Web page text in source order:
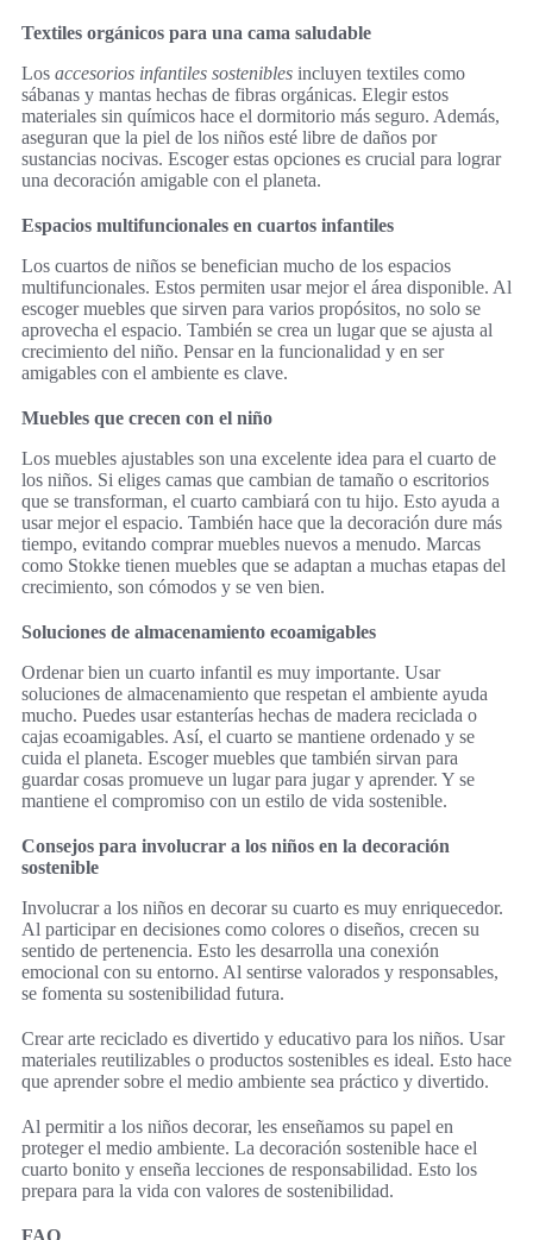
Textiles orgánicos para una cama saludable
Los accesorios infantiles sostenibles incluyen textiles como
sábanas y mantas hechas de fibras orgánicas. Elegir estos
materiales sin químicos hace el dormitorio más seguro. Además,
aseguran que la piel de los niños esté libre de daños por
sustancias nocivas. Escoger estas opciones es crucial para lograr
una decoración amigable con el planeta.
Espacios multifuncionales en cuartos infantiles
Los cuartos de niños se benefician mucho de los espacios
multifuncionales. Estos permiten usar mejor el área disponible. Al
escoger muebles que sirven para varios propósitos, no solo se
aprovecha el espacio. También se crea un lugar que se ajusta al
crecimiento del niño. Pensar en la funcionalidad y en ser
amigables con el ambiente es clave.
Muebles que crecen con el niño
Los muebles ajustables son una excelente idea para el cuarto de
los niños. Si eliges camas que cambian de tamaño o escritorios
que se transforman, el cuarto cambiará con tu hijo. Esto ayuda a
usar mejor el espacio. También hace que la decoración dure más
tiempo, evitando comprar muebles nuevos a menudo. Marcas
como Stokke tienen muebles que se adaptan a muchas etapas del
crecimiento, son cómodos y se ven bien.
Soluciones de almacenamiento ecoamigables
Ordenar bien un cuarto infantil es muy importante. Usar
soluciones de almacenamiento que respetan el ambiente ayuda
mucho. Puedes usar estanterías hechas de madera reciclada o
cajas ecoamigables. Así, el cuarto se mantiene ordenado y se
cuida el planeta. Escoger muebles que también sirvan para
guardar cosas promueve un lugar para jugar y aprender. Y se
mantiene el compromiso con un estilo de vida sostenible.
Consejos para involucrar a los niños en la decoración
sostenible
Involucrar a los niños en decorar su cuarto es muy enriquecedor.
Al participar en decisiones como colores o diseños, crecen su
sentido de pertenencia. Esto les desarrolla una conexión
emocional con su entorno. Al sentirse valorados y responsables,
se fomenta su sostenibilidad futura.
Crear arte reciclado es divertido y educativo para los niños. Usar
materiales reutilizables o productos sostenibles es ideal. Esto hace
que aprender sobre el medio ambiente sea práctico y divertido.
Al permitir a los niños decorar, les enseñamos su papel en
proteger el medio ambiente. La decoración sostenible hace el
cuarto bonito y enseña lecciones de responsabilidad. Esto los
prepara para la vida con valores de sostenibilidad.